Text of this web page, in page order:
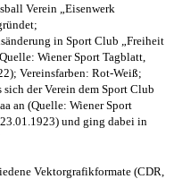
Verein „Eisenwerk
in Sport Club „Freiheit
Wiener Sport Tagblatt,
Vereinsfarben: Rot-Weiß;
sich der Verein dem Sport Club
an (Quelle: Wiener Sport
und ging dabei in
Vektorgrafikformate (CDR,